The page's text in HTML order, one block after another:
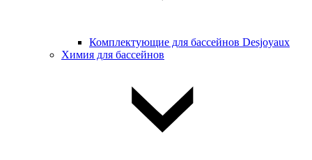
Комплектующие для бассейнов Desjoyaux
Химия для бассейнов